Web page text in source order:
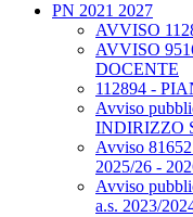
PN 2021 2027
AVVISO
AVVISO
DOCENTE
112894 -
Avviso
INDIRIZZO
Avviso
2025/26 -
Avviso
a.s. 2023/